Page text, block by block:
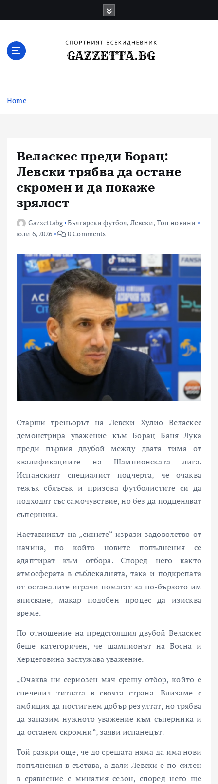
Home
Веласкес преди Борац:
Левски трябва да остане
скромен и да покаже
зрялост
Gazzettabg Български футбол, Левски, Топ новини
юли 6, 2026
0 Comments
Старши треньорът на Левски Хулио Веласкес
демонстрира уважение към Борац Баня Лука
преди първия двубой между двата тима от
квалификациите на Шампионската лига.
Испанският специалист подчерта, че очаква
тежък сблъсък и призова футболистите си да
подходят със самочувствие, но без да подценяват
съперника.
Наставникът на „сините“ изрази задоволство от
начина, по който новите попълнения се
адаптират към отбора. Според него както
атмосферата в съблекалнята, така и подкрепата
от останалите играчи помагат за по-бързото им
вписване, макар подобен процес да изисква
време.
По отношение на предстоящия двубой Веласкес
беше категоричен, че шампионът на Босна и
Херцеговина заслужава уважение.
„Очаква ни сериозен мач срещу отбор, който е
спечелил титлата в своята страна. Влизаме с
амбиция да постигнем добър резултат, но трябва
да запазим нужното уважение към съперника и
да останем скромни“, заяви испанецът.
Той разкри още, че до срещата няма да има нови
попълнения в състава, а дали Левски е по-силен
в сравнение с миналия сезон, според него ще